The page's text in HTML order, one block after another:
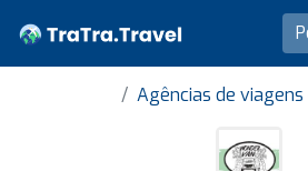
Agências de